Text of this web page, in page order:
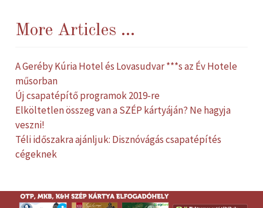
More Articles ...
A Geréby Kúria Hotel és Lovasudvar ***s az Év Hotele
műsorban
Új csapatépítő programok 2019-re
Elköltetlen összeg van a SZÉP kártyáján? Ne hagyja
veszni!
Téli időszakra ajánljuk: Disznóvágás csapatépítés
cégeknek